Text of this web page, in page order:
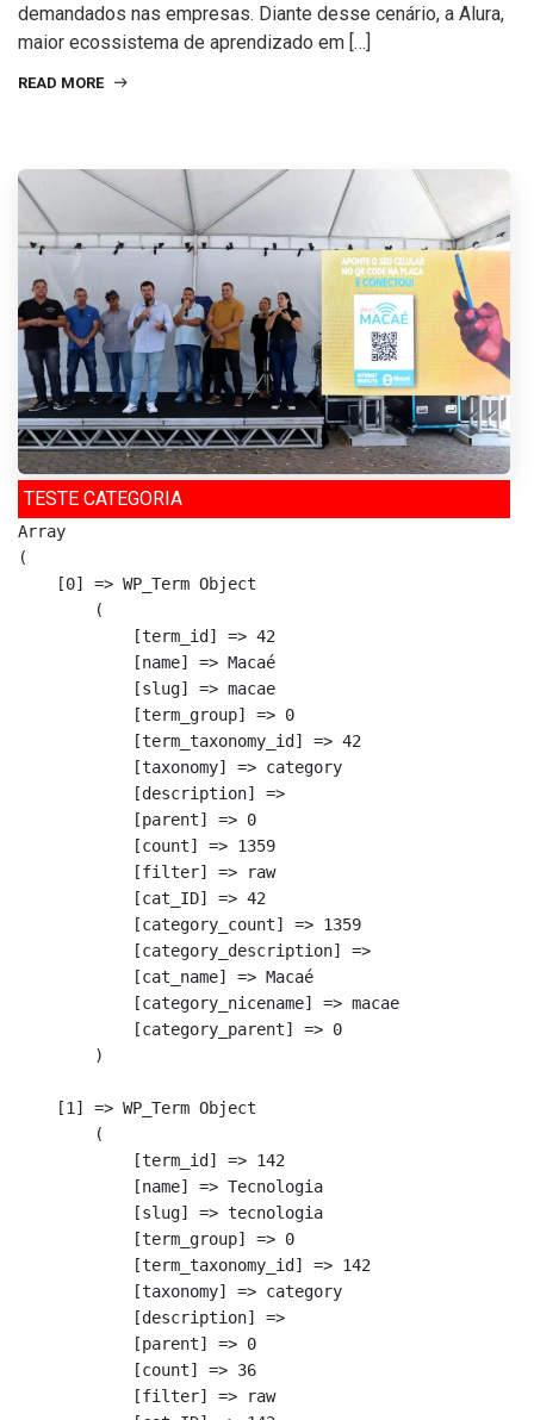
demandados nas empresas. Diante desse cenário, a Alura,
maior ecossistema de aprendizado em […]
READ MORE
TESTE CATEGORIA
Array
(
    [0] => WP_Term Object
        (
            [term_id] => 42
            [name] => Macaé
            [slug] => macae
            [term_group] => 0
            [term_taxonomy_id] => 42
            [taxonomy] => category
            [description] =>
            [parent] => 0
            [count] => 1359
            [filter] => raw
            [cat_ID] => 42
            [category_count] => 1359
            [category_description] =>
            [cat_name] => Macaé
            [category_nicename] => macae
            [category_parent] => 0
        )
    [1] => WP_Term Object
        (
            [term_id] => 142
            [name] => Tecnologia
            [slug] => tecnologia
            [term_group] => 0
            [term_taxonomy_id] => 142
            [taxonomy] => category
            [description] =>
            [parent] => 0
            [count] => 36
            [filter] => raw